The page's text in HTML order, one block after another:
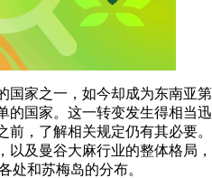
国家之一，如今却成为东南亚第
的国家。这一转变发生得相当迅
，了解相关规定仍有其必要。
及曼谷大麻行业的整体格局，
处和苏梅岛的分布。